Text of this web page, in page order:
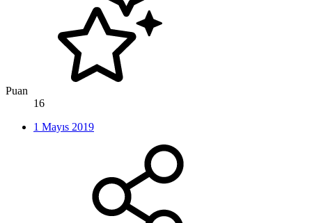
Puan
16
1 Mayıs 2019